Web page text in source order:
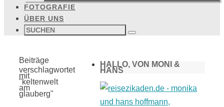
FOTOGRAFIE
ÜBER UNS
Suchen
nach: Suchen
Start
Beiträge
verschlagwortet
mit
"keltenwelt
am
glauberg"
HALLO, VON MONI &
HANS